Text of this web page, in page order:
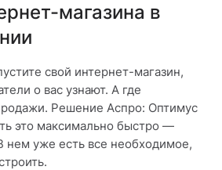
магазина в
свой интернет-магазин,
о вас узнают. А где
Решение Аспро: Оптимус
это максимально быстро —
нем уже есть все необходимое,